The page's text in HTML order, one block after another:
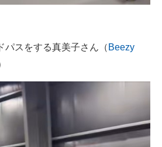
パスをする真美子さん（ Beezy